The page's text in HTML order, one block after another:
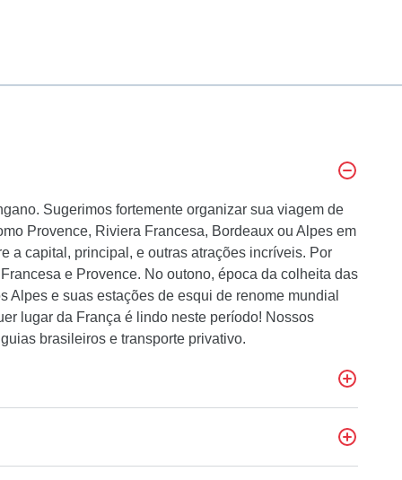
Sugerimos fortemente organizar sua viagem de
Provence, Riviera Francesa, Bordeaux ou Alpes em
a capital, principal, e outras atrações incríveis. Por
e Provence. No outono, época da colheita das
e suas estações de esqui de renome mundial
lugar da França é lindo neste período! Nossos
brasileiros e transporte privativo.